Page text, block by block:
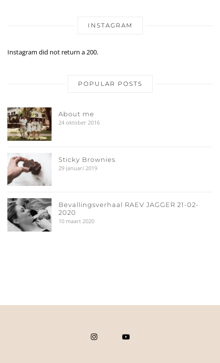
INSTAGRAM
Instagram did not return a 200.
POPULAR POSTS
About me
24 oktober 2016
Sticky Brownies
29 januari 2019
Bevallingsverhaal RAEV JAGGER 21-02-
2020
10 maart 2020